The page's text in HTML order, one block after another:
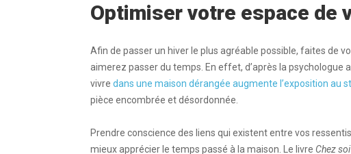
Optimiser votre espace de
Afin de passer un hiver le plus agréable possible, faites de
aimerez passer du temps. En effet, d’après la psychologue
vivre dans une maison dérangée augmente l’exposition au
pièce encombrée et désordonnée.
Prendre conscience des liens qui existent entre vos
mieux apprécier le temps passé à la maison. Le livre Chez soi